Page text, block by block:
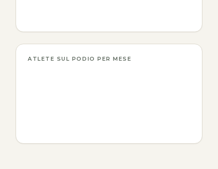
ATLETE SUL PODIO PER MESE